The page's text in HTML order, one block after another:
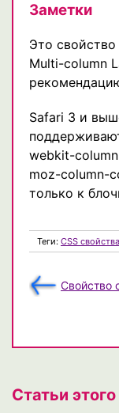
Заметки
Это
Multi-column
Safari 3 и
webkit-
moz-column-
только к
Теги: CSS свойства
Свойство
Статьи